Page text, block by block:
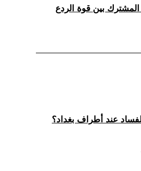
المشترك بين قوة الردع